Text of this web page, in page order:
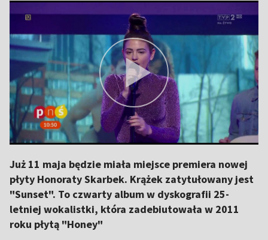
Już 11 maja będzie miała miejsce premiera nowej
płyty Honoraty Skarbek. Krążek zatytułowany jest
"Sunset". To czwarty album w dyskografii 25-
letniej wokalistki, która zadebiutowała w 2011
roku płytą "Honey"